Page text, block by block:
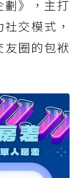
劃》，主打
交模式，
圈的包袱